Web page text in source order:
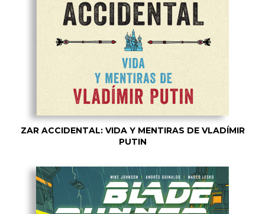
ZAR ACCIDENTAL: VIDA Y MENTIRAS DE VLADÍMIR
PUTIN